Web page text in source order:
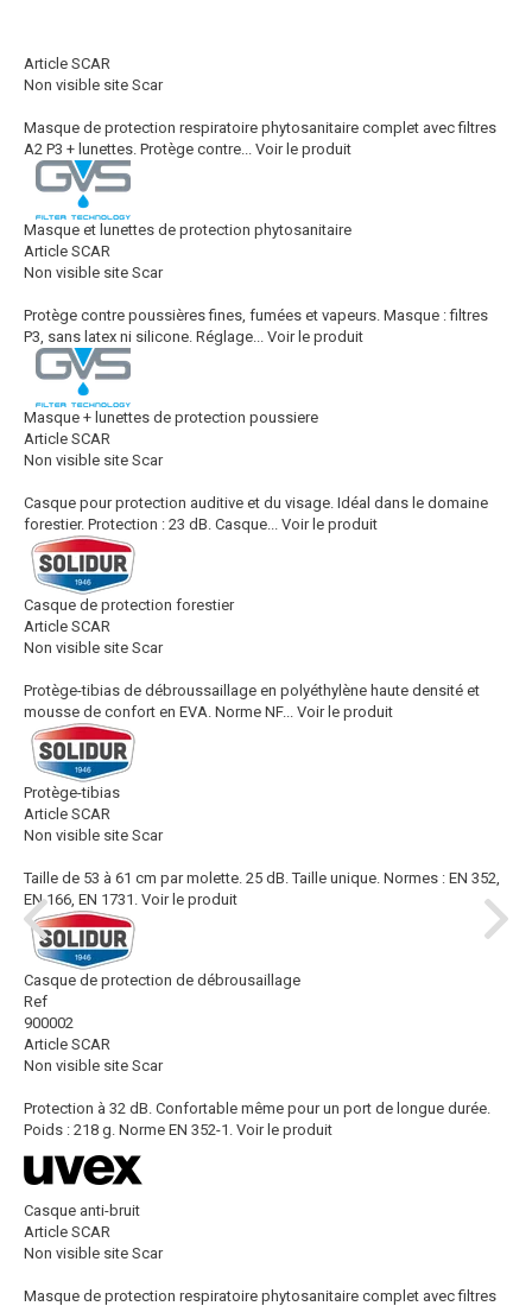
Article SCAR
Non visible site Scar
Masque de protection respiratoire phytosanitaire complet avec filtres
A2 P3 + lunettes. Protège contre...
Voir le produit
Masque et lunettes de protection phytosanitaire
Article SCAR
Non visible site Scar
Protège contre poussières fines, fumées et vapeurs. Masque : filtres
P3, sans latex ni silicone. Réglage...
Voir le produit
Masque + lunettes de protection poussiere
Article SCAR
Non visible site Scar
Casque pour protection auditive et du visage. Idéal dans le domaine
forestier. Protection : 23 dB. Casque...
Voir le produit
Casque de protection forestier
Article SCAR
Non visible site Scar
Protège-tibias de débroussaillage en polyéthylène haute densité et
mousse de confort en EVA. Norme NF...
Voir le produit
Protège-tibias
Article SCAR
Non visible site Scar
Taille de 53 à 61 cm par molette. 25 dB. Taille unique. Normes : EN 352,
EN 166, EN 1731. Voir le produit
Casque de protection de débrousaillage
Ref
900002
Article SCAR
Non visible site Scar
Protection à 32 dB. Confortable même pour un port de longue durée.
Poids : 218 g. Norme EN 352-1. Voir le produit
Casque anti-bruit
Article SCAR
Non visible site Scar
Masque de protection respiratoire phytosanitaire complet avec filtres